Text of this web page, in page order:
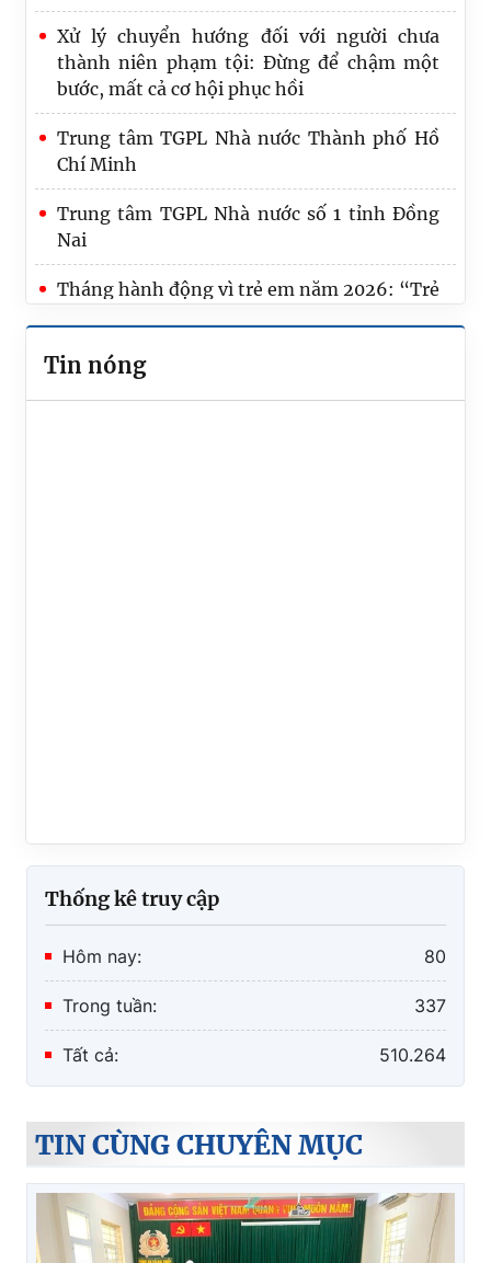
Xử lý chuyển hướng đối với người chưa
thành niên phạm tội: Đừng để chậm một
bước, mất cả cơ hội phục hồi
Trung tâm TGPL Nhà nước Thành phố Hồ
Chí Minh
Trung tâm TGPL Nhà nước số 1 tỉnh Đồng
Nai
Tháng hành động vì trẻ em năm 2026: “Trẻ
Tin nóng
Thống kê truy cập
Hôm nay: 80
Trong tuần: 337
Tất cả: 510.264
TIN CÙNG CHUYÊN MỤC